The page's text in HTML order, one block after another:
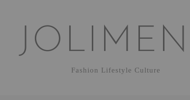
Fashion Lifestyle Culture